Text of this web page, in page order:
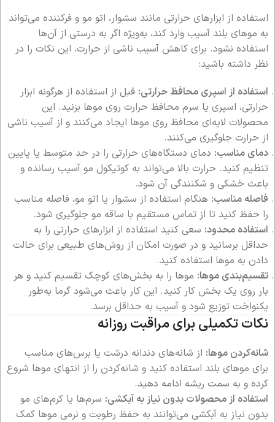
استفاده از ابزارهای حرارتی مانند سشوار، اتو مو و فرکننده می‌تواند
به موهای بلند آسیب وارد کند، به‌ویژه اگر به درستی از آن‌ها
استفاده نشود. برای کاهش آسیب ناشی از حرارت، این نکات را در
نظر داشته باشید:
استفاده از اسپری محافظ حرارتی: قبل از استفاده از هرگونه ابزار
حرارتی، اسپری یا سرم محافظ حرارت روی موها بزنید. این
محصولات لایه‌ای محافظ روی موها ایجاد می‌کنند و از آسیب ناشی
از حرارت جلوگیری می‌کنند.
دمای مناسب: دمای دستگاه‌های حرارتی را در حد متوسط یا پایین
تنظیم کنید. حرارت بالا می‌تواند به کوتیکول مو آسیب رسانده و
باعث خشکی و شکنندگی آن شود.
فاصله مناسب: هنگام استفاده از سشوار یا اتو مو، فاصله مناسب
را حفظ کنید تا از تماس مستقیم با ساقه مو جلوگیری شود.
استفاده محدود: سعی کنید استفاده از ابزارهای حرارتی را به
حداقل برسانید و در صورت امکان از روش‌های طبیعی برای حالت
دادن به موها استفاده کنید.
تقسیم‌بندی موها: موها را به بخش‌های کوچک تقسیم کنید و هر
بار روی یک بخش کار کنید. این کار باعث می‌شود گرما به‌طور
یکنواخت توزیع شود و آسیب به حداقل برسد.
نکات تکمیلی برای مراقبت روزانه
شانه‌کردن موها: از شانه‌های دندانه درشت یا برس‌های مناسب
برای موهای بلند استفاده کنید و شانه‌کردن را از انتهای موها شروع
کرده و به سمت ریشه ادامه دهید.
استفاده از محصولات بدون نیاز به آبکشی: سرم‌ها یا کرم‌های مو
بدون نیاز به آبکشی می‌توانند به حفظ رطوبت و نرمی موها کمک